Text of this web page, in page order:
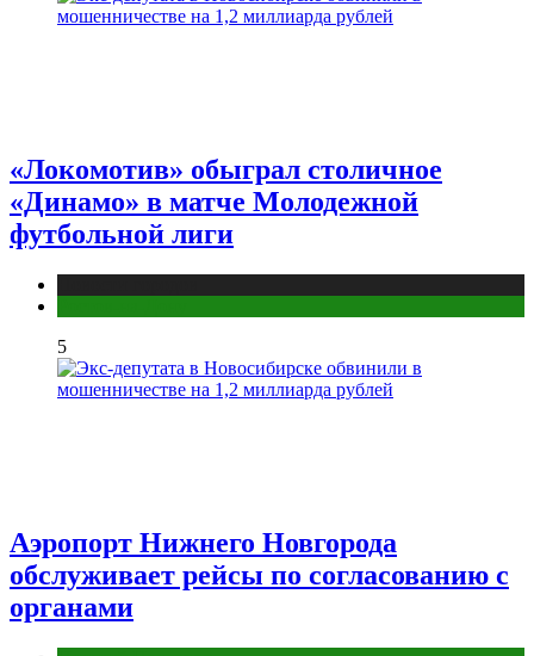
«Локомотив» обыграл столичное
«Динамо» в матче Молодежной
футбольной лиги
5
Аэропорт Нижнего Новгорода
обслуживает рейсы по согласованию c
органами